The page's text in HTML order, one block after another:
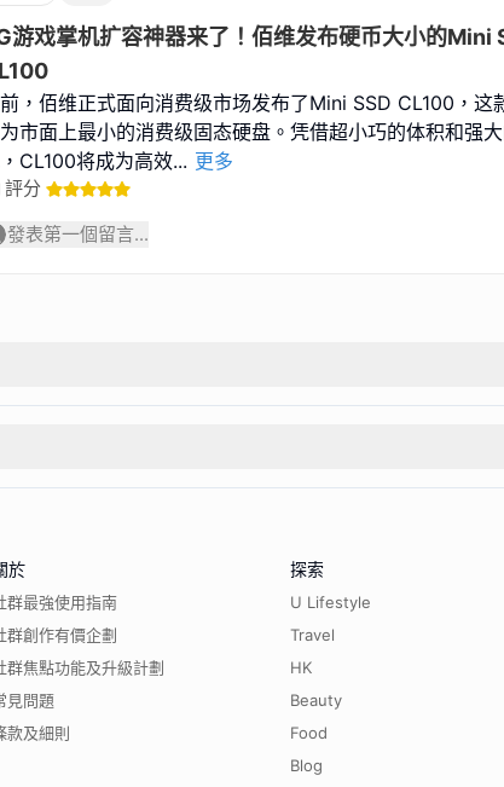
游戏掌机扩容神器来了！佰维发布硬币大小的Mini
前，佰维正式面向消费级市场发布了Mini SSD CL100，这
市面上最小的消费级固态硬盘。凭借超小巧的体积和强
CL100将成为高效... 更多
評分
發表第一個留言...
於
群最強使用指南
群創作有價企劃
群焦點功能及升級計劃
見問題
款及細則
探索
U Lifestyle
Travel
HK
Beauty
Food
Blog